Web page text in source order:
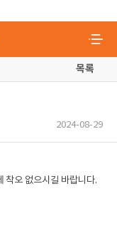
목록
2024-08-29
착오 없으시길 바랍니다.